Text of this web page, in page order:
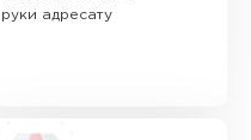
руки адресату